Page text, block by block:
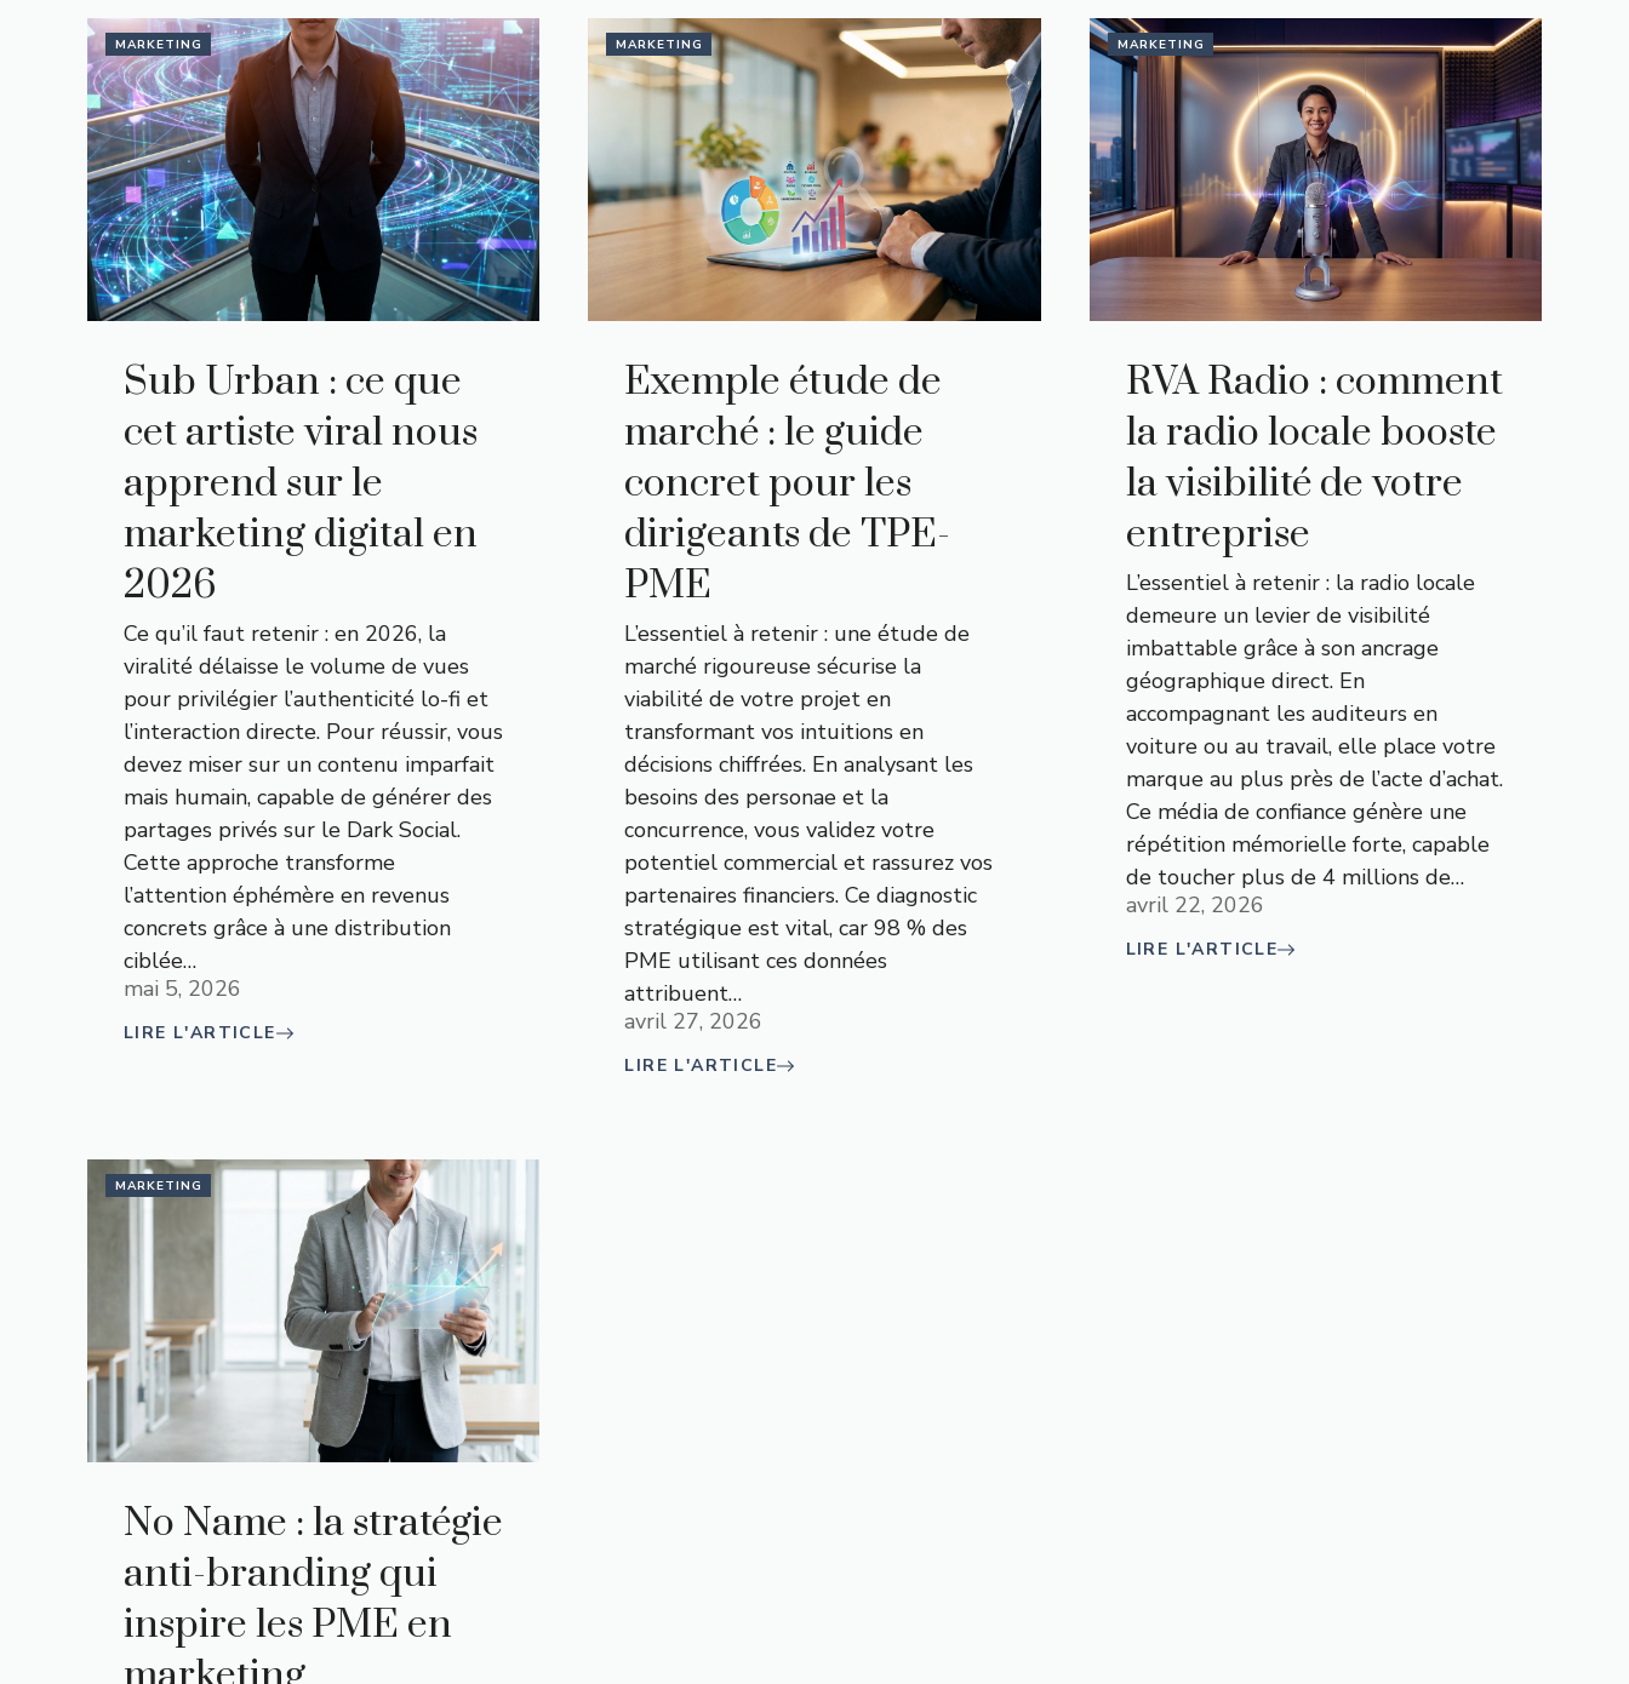
MARKETING
Sub Urban : ce que
cet artiste viral nous
apprend sur le
marketing digital en
2026
Ce qu’il faut retenir : en 2026, la
viralité délaisse le volume de vues
pour privilégier l’authenticité lo-fi et
l’interaction directe. Pour réussir, vous
devez miser sur un contenu imparfait
mais humain, capable de générer des
partages privés sur le Dark Social.
Cette approche transforme
l’attention éphémère en revenus
concrets grâce à une distribution
ciblée…
mai 5, 2026
LIRE L'ARTICLE
MARKETING
Exemple étude de
marché : le guide
concret pour les
dirigeants de TPE-
PME
L’essentiel à retenir : une étude de
marché rigoureuse sécurise la
viabilité de votre projet en
transformant vos intuitions en
décisions chiffrées. En analysant les
besoins des personae et la
concurrence, vous validez votre
potentiel commercial et rassurez vos
partenaires financiers. Ce diagnostic
stratégique est vital, car 98 % des
PME utilisant ces données
attribuent…
avril 27, 2026
LIRE L'ARTICLE
MARKETING
RVA Radio : comment
la radio locale booste
la visibilité de votre
entreprise
L’essentiel à retenir : la radio locale
demeure un levier de visibilité
imbattable grâce à son ancrage
géographique direct. En
accompagnant les auditeurs en
voiture ou au travail, elle place votre
marque au plus près de l’acte d’achat.
Ce média de confiance génère une
répétition mémorielle forte, capable
de toucher plus de 4 millions de…
avril 22, 2026
LIRE L'ARTICLE
MARKETING
No Name : la stratégie
anti-branding qui
inspire les PME en